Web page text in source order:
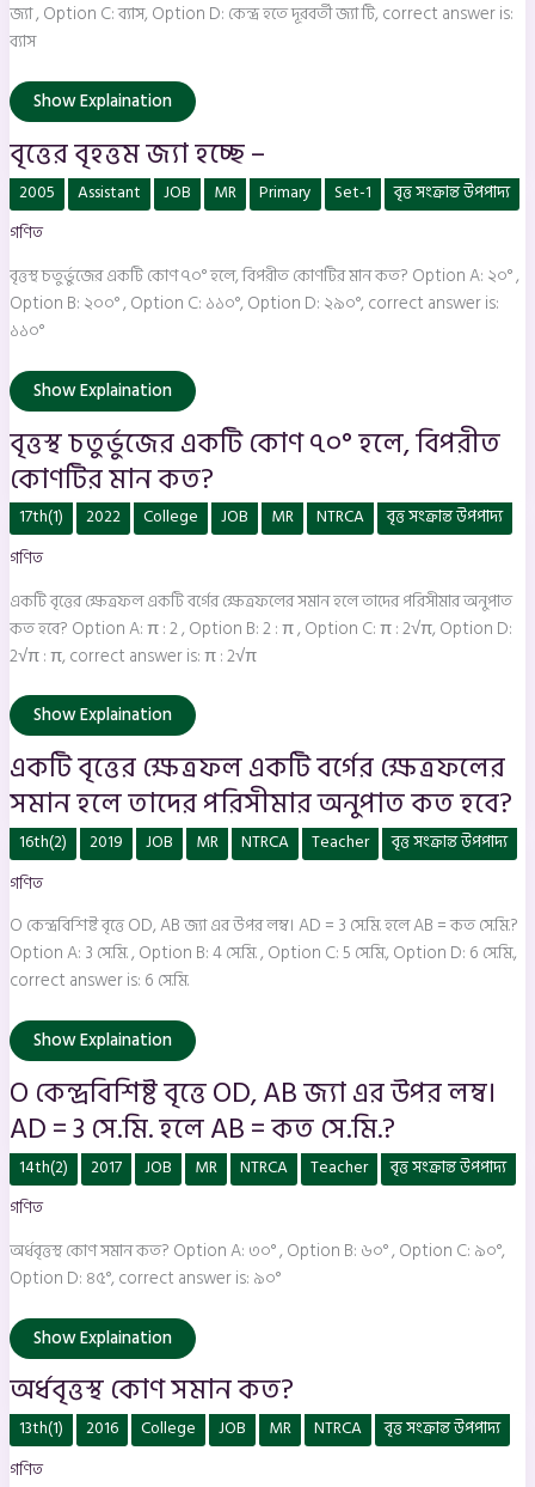
জ্যা , Option C: ব্যাস, Option D: কেন্দ্র হতে দূরবর্তী জ্যা টি, correct answer is:
ব্যাস
Show Explaination
বৃত্তের বৃহত্তম জ্যা হচ্ছে –
2005 Assistant JOB MR Primary Set-1
বৃত্ত সংক্রান্ত উপপাদ্য
গণিত
বৃত্তস্থ চতুর্ভুজের একটি কোণ ৭০° হলে, বিপরীত কোণটির মান কত? Option A: ২০° ,
Option B: ২০০° , Option C: ১১০°, Option D: ২৯০°, correct answer is:
১১০°
বৃত্তস্থ
চতুর্ভুজের
একটি
কোণ
হলে,
বিপরীত
কোণটির
মান
কত?
Show Explaination
বৃত্তস্থ চতুর্ভুজের একটি কোণ ৭০° হলে, বিপরীত
কোণটির মান কত?
17th(1) 2022 College JOB MR NTRCA
বৃত্ত সংক্রান্ত উপপাদ্য
গণিত
একটি বৃত্তের ক্ষেত্রফল একটি বর্গের ক্ষেত্রফলের সমান হলে তাদের পরিসীমার অনুপাত
কত হবে? Option A: π : 2 , Option B: 2 : π , Option C: π : 2√π, Option D:
2√π : π, correct answer is: π : 2√π
একটি
বৃত্তের
ক্ষেত্রফল
একটি
ক্ষেত্রফলের
সমান
হলে
তাদের
পরিসীমার
কত
হবে?
Show Explaination
একটি বৃত্তের ক্ষেত্রফল একটি বর্গের ক্ষেত্রফলের
সমান হলে তাদের পরিসীমার অনুপাত কত হবে?
16th(2) 2019 JOB MR NTRCA Teacher
বৃত্ত সংক্রান্ত উপপাদ্য
গণিত
O কেন্দ্রবিশিষ্ট বৃত্তে OD, AB জ্যা এর উপর লম্ব। AD = 3 সে.মি. হলে AB = কত সে.মি.?
Option A: 3 সে.মি. , Option B: 4 সে.মি. , Option C: 5 সে.মি., Option D: 6 সে.মি.,
correct answer is: 6 সে.মি.
O
কেন্দ্রবিশিষ্ট
বৃত্তে
OD,
জ্যা
এর
উপর
লম্ব।
AD
3
সে.মি.
হলে
AB
=
কত
সে.মি.?
Show Explaination
O কেন্দ্রবিশিষ্ট বৃত্তে OD, AB জ্যা এর উপর লম্ব।
AD = 3 সে.মি. হলে AB = কত সে.মি.?
14th(2) 2017 JOB MR NTRCA Teacher
বৃত্ত সংক্রান্ত উপপাদ্য
গণিত
অর্ধবৃত্তস্থ কোণ সমান কত? Option A: ৩০° , Option B: ৬০° , Option C: ৯০°,
Option D: ৪৫°, correct answer is: ৯০°
অর্ধবৃত্তস্থ
কোণ
সমান
কত?
Show Explaination
অর্ধবৃত্তস্থ কোণ সমান কত?
13th(1) 2016 College JOB MR NTRCA
বৃত্ত সংক্রান্ত উপপাদ্য
গণিত
বৃত্তের
কেন্দ্র
ছেদকারী
জ্যাকে